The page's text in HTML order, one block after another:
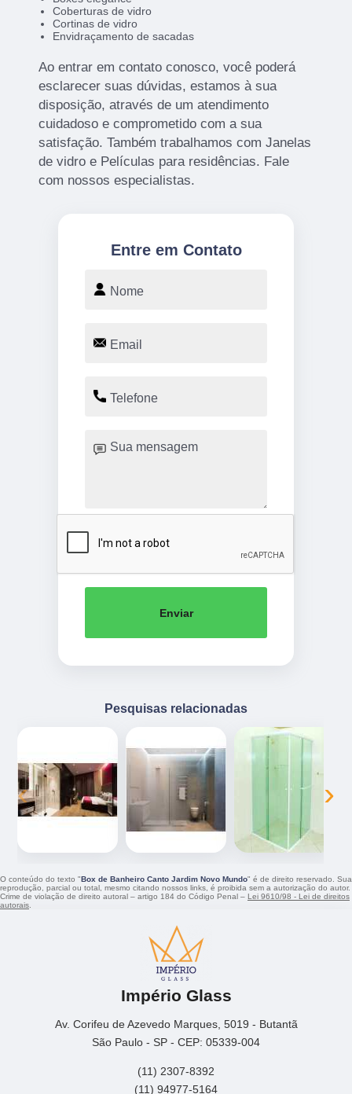
Coberturas de vidro
Cortinas de vidro
Envidraçamento de sacadas
Ao entrar em contato conosco, você poderá
esclarecer suas dúvidas, estamos à sua
disposição, através de um atendimento
cuidadoso e comprometido com a sua
satisfação. Também trabalhamos com Janelas
de vidro e Películas para residências. Fale
com nossos especialistas.
Entre em Contato
Enviar
Pesquisas relacionadas
‹ ›
O conteúdo do texto "Box de Banheiro Canto Jardim Novo Mundo" é de direito reservado. Sua
reprodução, parcial ou total, mesmo citando nossos links, é proibida sem a autorização do autor.
Crime de violação de direito autoral – artigo 184 do Código Penal – Lei 9610/98 - Lei de direitos
autorais
Império Glass
Av. Corifeu de Azevedo Marques, 5019 - Butantã
São Paulo - SP - CEP: 05339-004
(11) 2307-8392
(11) 94977-5164